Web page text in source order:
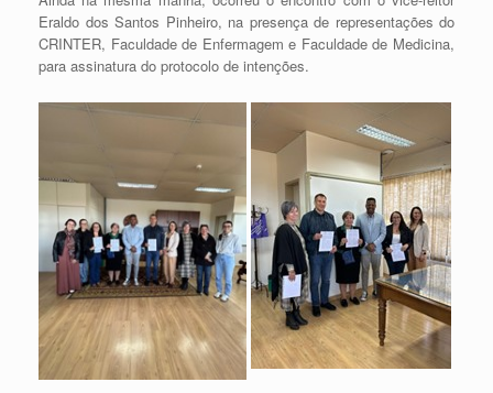
Eraldo dos Santos Pinheiro, na presença de representações do
CRINTER, Faculdade de Enfermagem e Faculdade de Medicina,
para assinatura do protocolo de intenções.